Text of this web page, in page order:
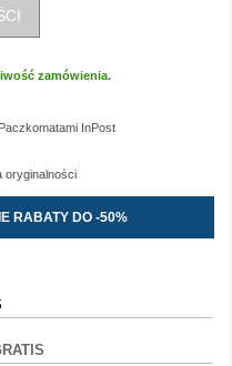
zamówienia.
InPost
oryginalności
RABATY DO -50%